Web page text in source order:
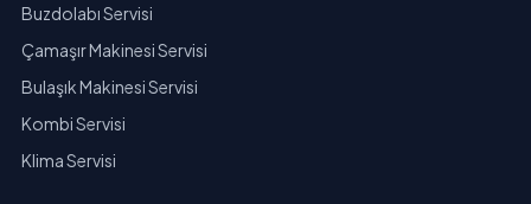
Buzdolabı Servisi
Çamaşır Makinesi Servisi
Bulaşık Makinesi Servisi
Kombi Servisi
Klima Servisi